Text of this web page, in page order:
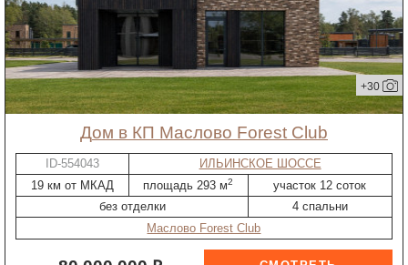
+30
дом в КП Маслово Forest Club
ID-554043
ИЛЬИНСКОЕ ШОССЕ
19 км от МКАД
площадь 293 м2
участок 12 соток
без отделки
4 спальни
Маслово Forest Club